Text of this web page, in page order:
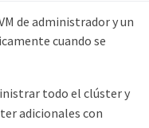
de administrador y un
cuando se
todo el clúster y
adicionales con